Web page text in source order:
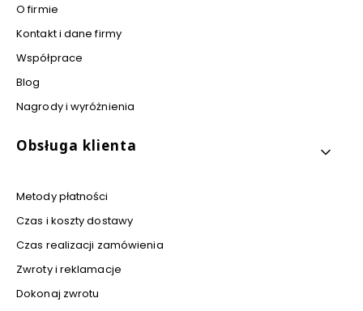
O firmie
Kontakt i dane firmy
Współprace
Blog
Nagrody i wyróżnienia
Obsługa klienta
Metody płatności
Czas i koszty dostawy
Czas realizacji zamówienia
Zwroty i reklamacje
Dokonaj zwrotu